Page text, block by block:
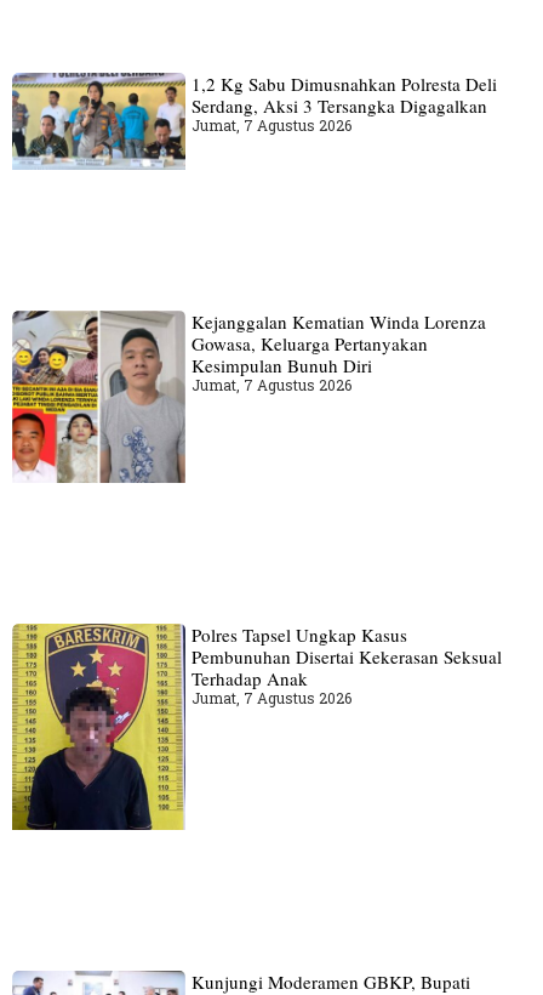
1,2 Kg Sabu Dimusnahkan Polresta Deli
Serdang, Aksi 3 Tersangka Digagalkan
Jumat, 7 Agustus 2026
Kejanggalan Kematian Winda Lorenza
Gowasa, Keluarga Pertanyakan
Kesimpulan Bunuh Diri
Jumat, 7 Agustus 2026
Polres Tapsel Ungkap Kasus
Pembunuhan Disertai Kekerasan Seksual
Terhadap Anak
Jumat, 7 Agustus 2026
Kunjungi Moderamen GBKP, Bupati